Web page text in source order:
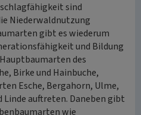
sind
Niederwaldnutzung
gibt es wiederum
und Bildung
des
Birke und Hainbuche,
Esche, Bergahorn, Ulme,
Linde auftreten. Daneben gibt
wie